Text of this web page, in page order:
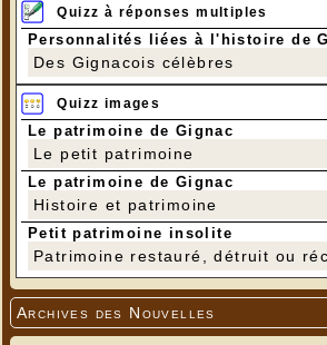
Quizz à réponses multiples
Personnalités liées à l'histoire de
Des Gignacois célèbres
Quizz images
Le patrimoine de Gignac
Le petit patrimoine
Le patrimoine de Gignac
Histoire et patrimoine
Petit patrimoine insolite
Patrimoine restauré, détruit ou
Archives des Nouvelles